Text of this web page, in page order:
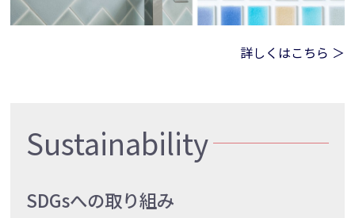
詳しくはこちら ＞
Sustainability
SDGsへの取り組み